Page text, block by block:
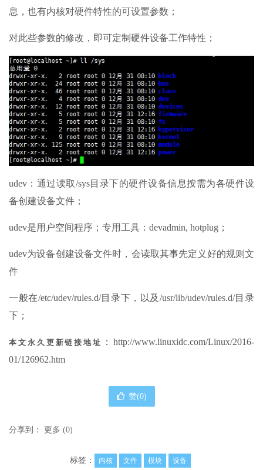
息，也有内核对硬件特性的可设置参数；
对此些参数的修改，即可定制硬件设备工作特性；
udev：通过读取/sys目录下的硬件设备信息按需为各硬件设
备创建设备文件；
udev是用户空间程序；专用工具：devadmin, hotplug；
udev为设备创建设备文件时，会读取其事先定义好的规则文
件
一般在/etc/udev/rules.d/目录下，以及/usr/lib/udev/rules.d/目录
下；
本文永久更新链接地址
：http://www.linuxidc.com/Linux/2016-
01/126962.htm
赞(0)
分享到： 更多 (0)
标签： 内核 文件 模块 设备